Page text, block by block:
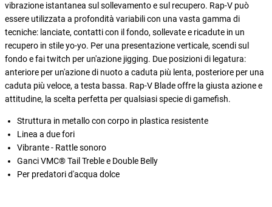
vibrazione istantanea sul sollevamento e sul recupero. Rap-V può
essere utilizzata a profondità variabili con una vasta gamma di
tecniche: lanciate, contatti con il fondo, sollevate e ricadute in un
recupero in stile yo-yo. Per una presentazione verticale, scendi sul
fondo e fai twitch per un'azione jigging. Due posizioni di legatura:
anteriore per un'azione di nuoto a caduta più lenta, posteriore per una
caduta più veloce, a testa bassa. Rap-V Blade offre la giusta azione e
attitudine, la scelta perfetta per qualsiasi specie di gamefish.
Struttura in metallo con corpo in plastica resistente
Linea a due fori
Vibrante - Rattle sonoro
Ganci VMC® Tail Treble e Double Belly
Per predatori d'acqua dolce